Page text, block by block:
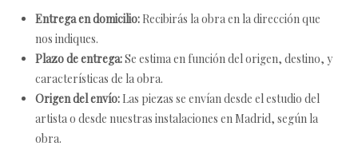
Entrega en domicilio: Recibirás la obra en la dirección que
nos indiques.
Plazo de entrega:Se estima en función del origen, destino, y
características de la obra.
Origen del envío: Las piezas se envían desde el estudio del
artista o desde nuestras instalaciones en Madrid, según la
obra.